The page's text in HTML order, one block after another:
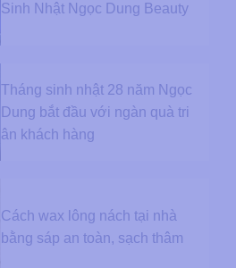
Sinh Nhật Ngọc Dung Beauty
Tháng sinh nhật 28 năm Ngọc
Dung bắt đầu với ngàn quà tri
ân khách hàng
Cách wax lông nách tại nhà
bằng sáp an toàn, sạch thâm